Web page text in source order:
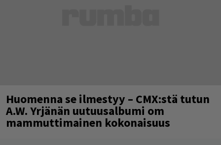
Huomenna se ilmestyy – CMX:stä tutun
A.W. Yrjänän uutuusalbumi om
mammuttimainen kokonaisuus